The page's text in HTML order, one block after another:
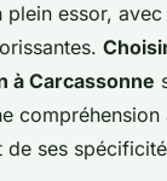
plein essor,
à Carcassonne
de ses